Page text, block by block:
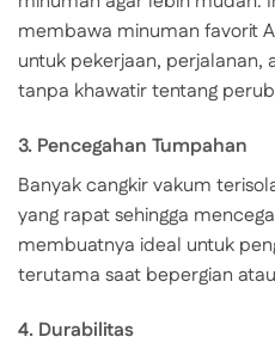
membawa minuman favorit
untuk pekerjaan, perjalanan,
tanpa khawatir tentang
3. Pencegahan Tumpahan
Banyak cangkir vakum
yang rapat sehingga
membuatnya ideal untuk
terutama saat bepergian
4. Durabilitas